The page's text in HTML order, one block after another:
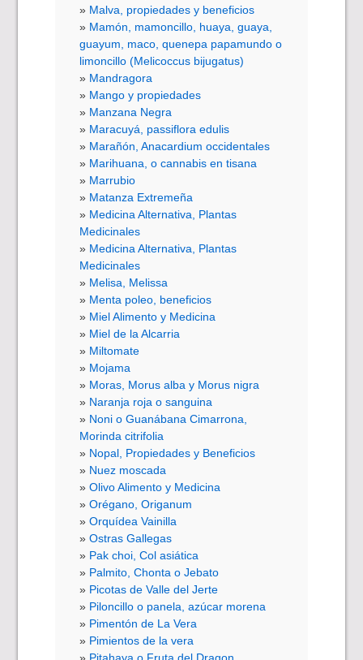
Malva, propiedades y beneficios
Mamón, mamoncillo, huaya, guaya,
guayum, maco, quenepa papamundo o
limoncillo (Melicoccus bijugatus)
Mandragora
Mango y propiedades
Manzana Negra
Maracuyá, passiflora edulis
Marañón, Anacardium occidentales
Marihuana, o cannabis en tisana
Marrubio
Matanza Extremeña
Medicina Alternativa, Plantas
Medicinales
Medicina Alternativa, Plantas
Medicinales
Melisa, Melissa
Menta poleo, beneficios
Miel Alimento y Medicina
Miel de la Alcarria
Miltomate
Mojama
Moras, Morus alba y Morus nigra
Naranja roja o sanguina
Noni o Guanábana Cimarrona,
Morinda citrifolia
Nopal, Propiedades y Beneficios
Nuez moscada
Olivo Alimento y Medicina
Orégano, Origanum
Orquídea Vainilla
Ostras Gallegas
Pak choi, Col asiática
Palmito, Chonta o Jebato
Picotas de Valle del Jerte
Piloncillo o panela, azúcar morena
Pimentón de La Vera
Pimientos de la vera